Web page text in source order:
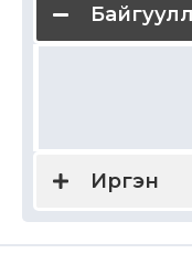
Иргэн